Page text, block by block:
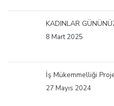
KADINLAR
8 Mart 2025
İş Mükemmelliği
27 Mayıs 2024